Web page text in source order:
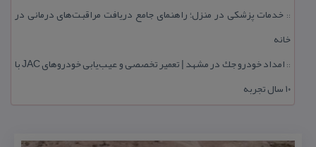
:: خدمات پزشكی در منزل؛ راهنمای جامع دریافت مراقبت‌های درمانی در
خانه
::
امداد خودرو جك در مشهد | تعمیر تخصصی و عیب‌یابی خودروهای JAC با
۱۰ سال تجربه